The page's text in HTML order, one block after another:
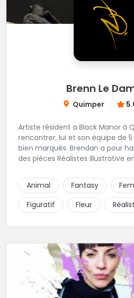
Brenn Le
Quimper
Artiste résident a Black Manor à
rencontrer, lui et son équipe de
bien marqués. Brendan a pour
des pièces Réalistes illustrative
de votre projet avec lui.
Animal Fantasy
Figuratif
Fleur